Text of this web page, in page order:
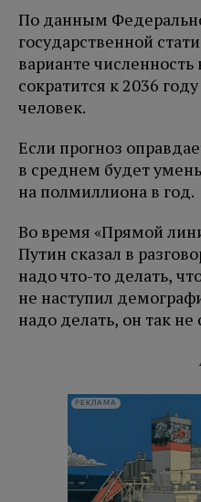
По данным
государственной
варианте
сократится к 2036
человек.
Если прогноз
в среднем будет
на полмиллиона в год.
Во время «Прямой
Путин сказал в
надо что-то делать,
не наступил
надо делать, он так
РЕКЛАМА